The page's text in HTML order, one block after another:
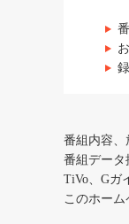
番組内容、
番組データ
TiVo、Gガ
このホーム